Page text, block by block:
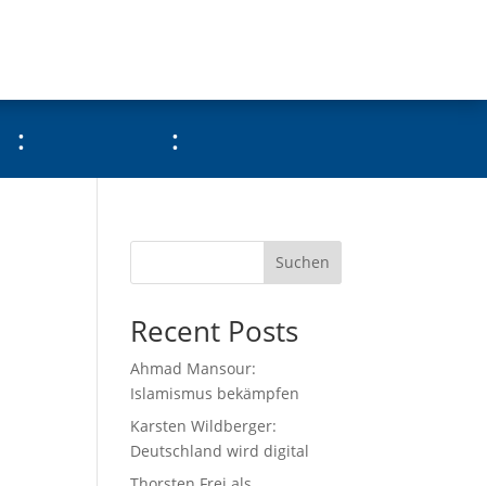
: :
Suchen
Recent Posts
Ahmad Mansour:
Islamismus bekämpfen
Karsten Wildberger:
Deutschland wird digital